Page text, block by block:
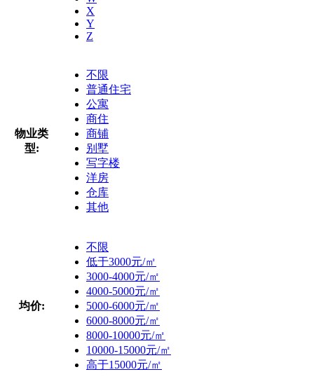
X
Y
Z
物业类
型:
不限
普通住宅
公寓
商住
商铺
别墅
写字楼
洋房
仓库
其他
均价:
不限
低于3000元/㎡
3000-4000元/㎡
4000-5000元/㎡
5000-6000元/㎡
6000-8000元/㎡
8000-10000元/㎡
10000-15000元/㎡
高于15000元/㎡